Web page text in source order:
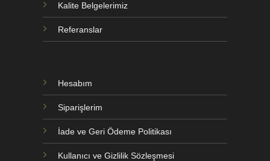
Kalite Belgelerimiz
Referanslar
Hesabım
Siparişlerim
İade ve Geri Ödeme Politikası
Kullanıcı ve Gizlilik Sözleşmesi